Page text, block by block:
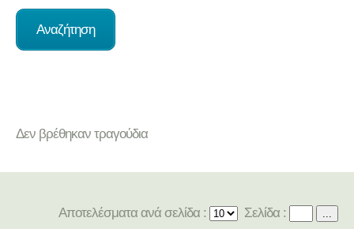
Δεν βρέθηκαν τραγούδια
Αποτελέσματα ανά σελίδα : Σελίδα : ...